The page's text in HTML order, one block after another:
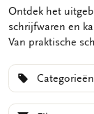
Ontdek het
schrijfwaren en
Van praktische
Blitz heeft alles
en je creativiteit
formaat zijn
Categorieën